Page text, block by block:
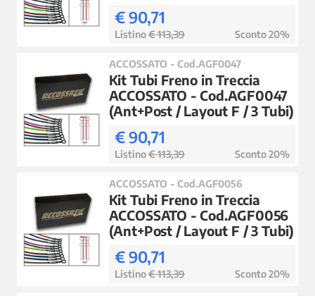
€ 90,71
Listino€ 113,39 Sconto 20%
ACCOSSATO - Cod.AGF0047
Kit Tubi Freno in Treccia
ACCOSSATO - Cod.AGF0047
(Ant+Post / Layout F / 3 Tubi)
€ 90,71
Listino€ 113,39 Sconto 20%
ACCOSSATO - Cod.AGF0056
Kit Tubi Freno in Treccia
ACCOSSATO - Cod.AGF0056
(Ant+Post / Layout F / 3 Tubi)
€ 90,71
Listino€ 113,39 Sconto 20%